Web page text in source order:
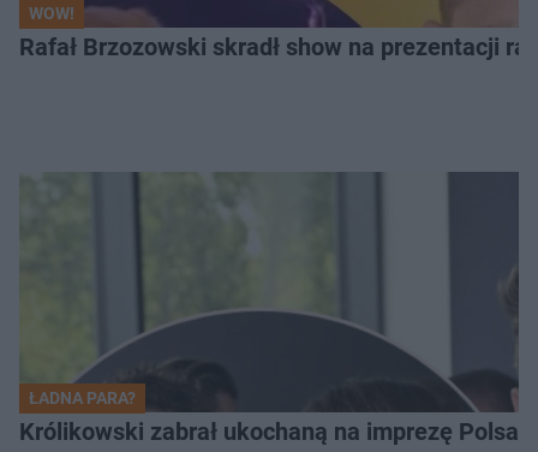
WOW!
Rafał Brzozowski skradł show na prezentacji
ŁADNA PARA?
Królikowski zabrał ukochaną na imprezę